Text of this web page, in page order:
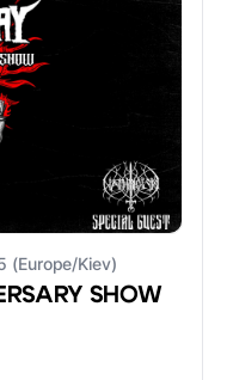
(Europe/Kiev)
SHOW